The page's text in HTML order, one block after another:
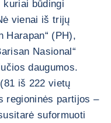
būdingi
vienai iš trijų
Harapan“ (PH),
Nasional“
daugumos.
iš 222 vietų
regioninės partijos –
suformuoti